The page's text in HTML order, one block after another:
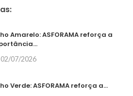
Amarelo: ASFORAMA reforça a
02/07/2026
Verde: ASFORAMA reforça a...